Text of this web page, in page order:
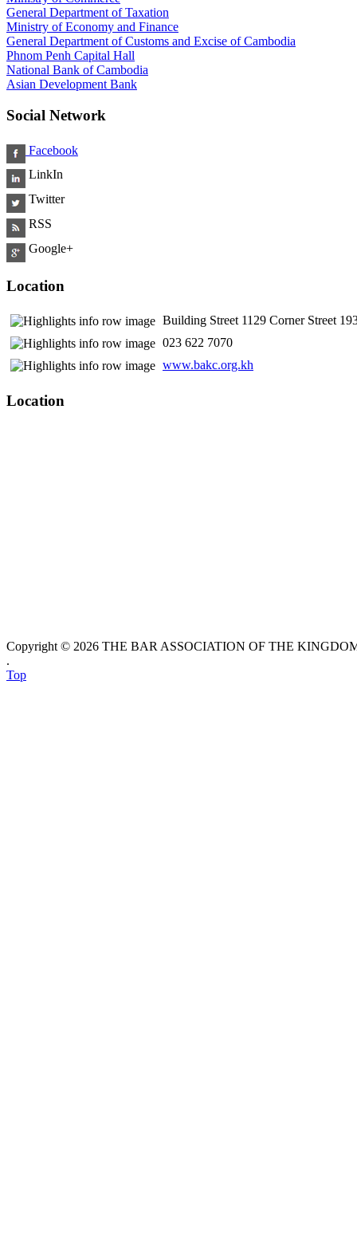
General Department of Taxation
Ministry of Economy and Finance
General Department of Customs and Excise of Cambodia
Phnom Penh Capital Hall
National Bank of Cambodia
Asian Development Bank
Social Network
Facebook
LinkIn
Twitter
RSS
Google+
Location
Building Street 1129 Corner Street
​ 023 622 7070
www.bakc.org.kh
Location
Copyright © 2026 THE BAR ASSOCIATION OF THE
.
Top